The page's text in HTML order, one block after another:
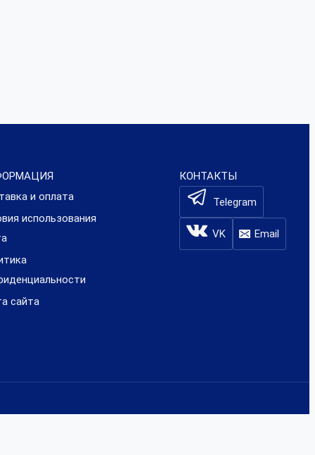
и оплата
использования
сайта
КОНТАКТЫ
Telegram
VK Email